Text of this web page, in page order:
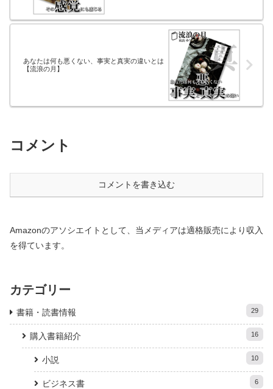
あなたは何も悪くない、事実と真実の違いとは
【流浪の月】
コメント
コメントを書き込む
Amazonのアソシエイトとして、当メディアは適格販売により収入
を得ています。
カテゴリー
書籍・読書情報 29
購入書籍紹介 16
小説 10
ビジネス書 6